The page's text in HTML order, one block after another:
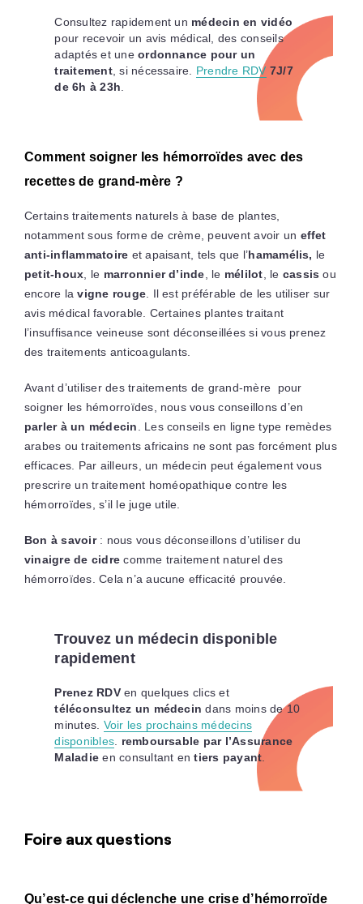
Consultez rapidement un médecin en vidéo
pour recevoir un avis médical, des conseils
adaptés et uneordonnance pour un
traitement, si nécessaire. Prendre RDV 7J/7
de 6h à 23h.
Comment soigner les hémorroïdes avec des
recettes de grand-mère ?
Certains traitements naturels à base de plantes,
notamment sous forme de crème, peuvent avoir un effet
anti-inflammatoire et apaisant, tels que l’hamamélis, le
petit-houx, le marronnier d’inde, le mélilot, le cassis ou
encore la vigne rouge. Il est préférable de les utiliser sur
avis médical favorable. Certaines plantes traitant
l’insuffisance veineuse sont déconseillées si vous prenez
des traitements anticoagulants.
Avant d’utiliser des traitements de grand-mère pour
soigner les hémorroïdes, nous vous conseillons d’en
parler à un médecin. Les conseils en ligne type remèdes
arabes ou traitements africains ne sont pas forcément plus
efficaces. Par ailleurs, un médecin peut également vous
prescrire un traitement homéopathique contre les
hémorroïdes, s’il le juge utile.
Bon à savoir: nous vous déconseillons d’utiliser du
vinaigre de cidre comme traitement naturel des
hémorroïdes. Cela n’a aucune efficacité prouvée.
Trouvez un médecin disponible
rapidement
Prenez RDVen quelques clics et
téléconsultez un médecin dans moins de 10
minutes. Voir les prochains médecins
disponibles. remboursable par l’Assurance
Maladieen consultant entiers payant.
Foire aux questions
Qu’est-ce qui déclenche une crise d’hémorroïde